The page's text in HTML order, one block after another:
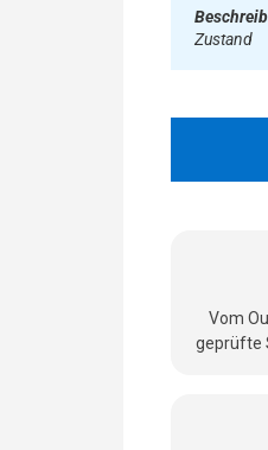
Zustand
Vom
geprüfte